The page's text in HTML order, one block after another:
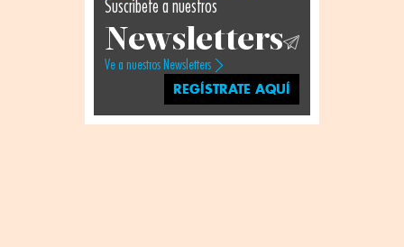
Suscríbete a nuestros
Newsletters
Ve a nuestros Newsletters
REGÍSTRATE AQUÍ